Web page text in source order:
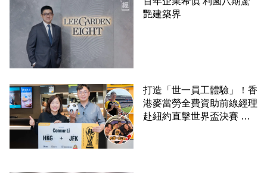
艷建築界
打造「世一員工體驗」！香
港麥當勞全費資助前線經理
赴紐約直擊世界盃決賽 見